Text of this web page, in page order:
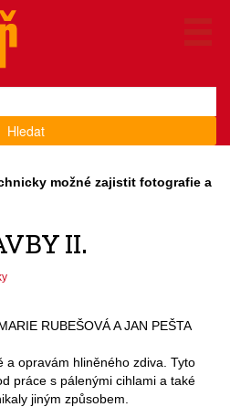
Hledat
možné zajistit fotografie a
II.
RUBEŠOVÁ A JAN PEŠTA
a opravám hliněného zdiva. Tyto
práce s pálenými cihlami a také
jiným způsobem.